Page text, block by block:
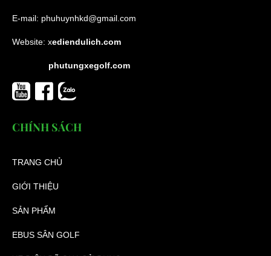
E-mail: phuhuynhkd@gmail.com
Website: xediendulich.com
phutungxegolf.com
CHÍNH SÁCH
TRANG CHỦ
GIỚI THIỆU
SẢN PHẨM
EBUS SÂN GOLF